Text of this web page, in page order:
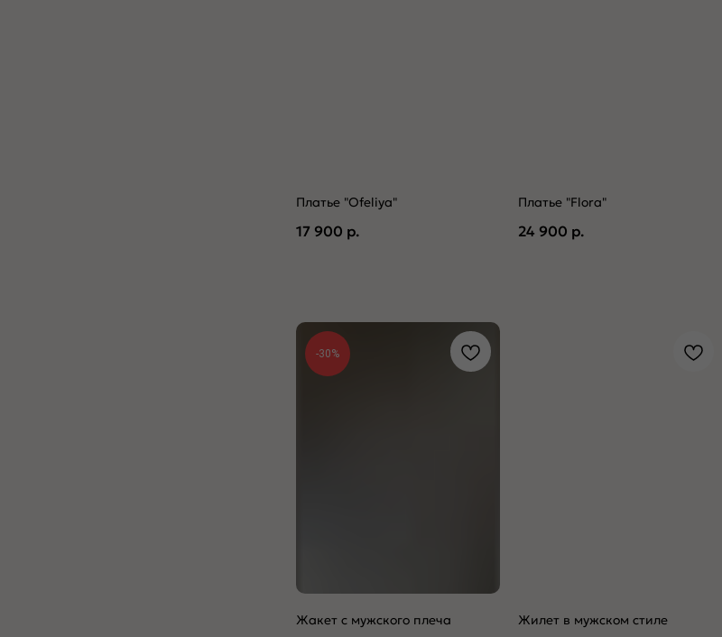
Платье "Ofeliya"
17 900 р.
Платье "Flora"
24 900 р.
-30%
Жакет с мужского плеча Жилет в мужском стиле